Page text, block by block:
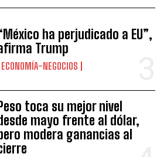
ha perjudicado a EU”,
Trump
ECONOMÍA-NEGOCIOS
toca su mejor nivel
mayo frente al dólar,
modera ganancias al